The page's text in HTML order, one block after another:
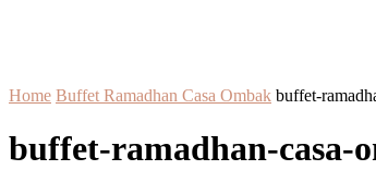
Home Buffet Ramadhan Casa Ombak buffet-
buffet-ramadhan-casa-